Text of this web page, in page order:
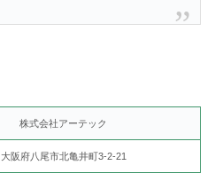
株式会社アーテック
大阪府八尾市北亀井町3-2-21